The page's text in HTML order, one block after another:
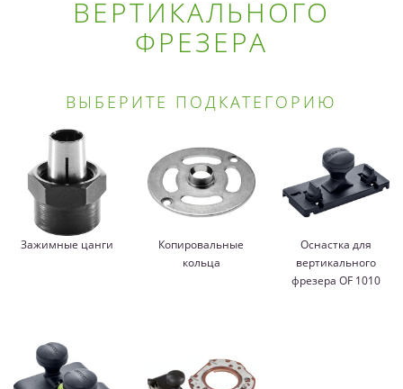
ВЕРТИКАЛЬНОГО
ФРЕЗЕРА
ВЫБЕРИТЕ ПОДКАТЕГОРИЮ
Зажимные цанги
Копировальные
кольца
Оснастка для
вертикального
фрезера OF 1010